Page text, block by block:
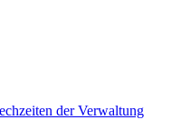
der Verwaltung